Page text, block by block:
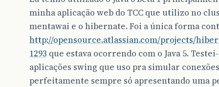
minha aplicação web do TCC que utilizo no
mentawai e o hibernate. Foi a única forma
http://opensource.atlassian.com/projects/
1293 que estava ocorrendo com o Java 5.
aplicações swing que uso pra simular
perfeitamente sempre só apresentando uma